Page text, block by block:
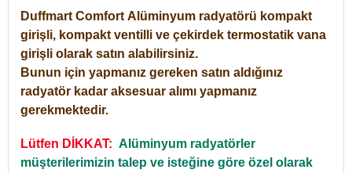
Duffmart Comfort Alüminyum radyatörü kompakt
girişli, kompakt ventilli ve çekirdek termostatik vana
girişli olarak satın alabilirsiniz.
Bunun için yapmanız gereken satın aldığınız
radyatör kadar aksesuar alımı yapmanız
gerekmektedir.
Lütfen DİKKAT: Alüminyum radyatörler
müşterilerimizin talep ve isteğine göre özel olarak